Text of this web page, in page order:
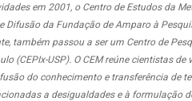
em 2001, o Centro de Estudos da
Difusão da Fundação de Amparo à
também passou a ser um Centro de
(CEPIx-USP). O CEM reúne cientistas
do conhecimento e transferência de
a desigualdades e à formulação